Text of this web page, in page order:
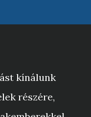
kínálunk
részére,